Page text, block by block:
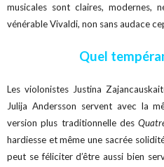
musicales sont claires, modernes,
vénérable Vivaldi, non sans audace
Quel
Les violonistes Justina
Julija Andersson servent avec la
version plus traditionnelle des
hardiesse et même une sacrée
peut se féliciter d’être aussi bien